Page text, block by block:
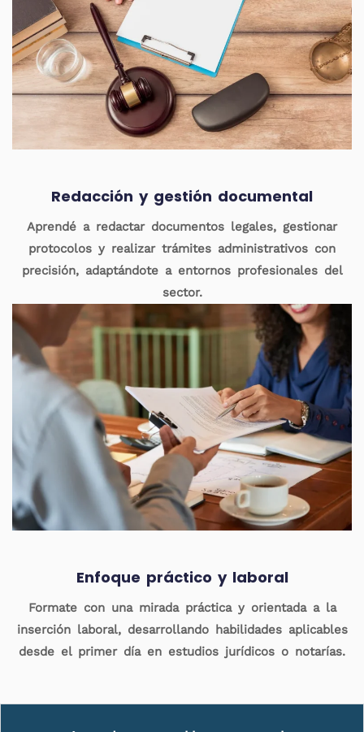
Redacción y gestión documental
Aprendé a redactar documentos legales, gestionar
protocolos y realizar trámites administrativos con
precisión, adaptándote a entornos profesionales del
sector.
Enfoque práctico y laboral
Formate con una mirada práctica y orientada a la
inserción laboral, desarrollando habilidades aplicables
desde el primer día en estudios jurídicos o notarías.